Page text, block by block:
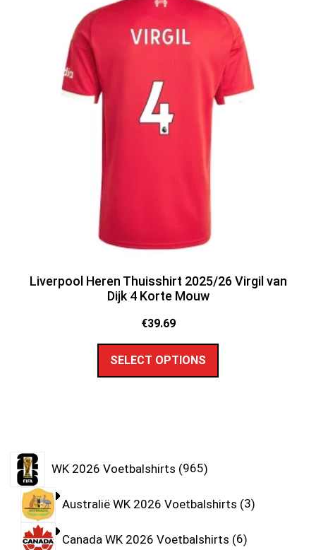
Liverpool Heren Thuisshirt 2025/26 Virgil van
Dijk 4 Korte Mouw
€39.69
SELECT OPTIONS
WK 2026 Voetbalshirts 965
Australië WK 2026 Voetbalshirts 3
Canada WK 2026 Voetbalshirts 6